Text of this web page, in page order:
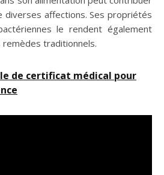
diverses affections. Ses propriétés
le rendent également
traditionnels.
de certificat médical pour